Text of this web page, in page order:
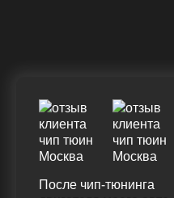
После чип-тюнинга